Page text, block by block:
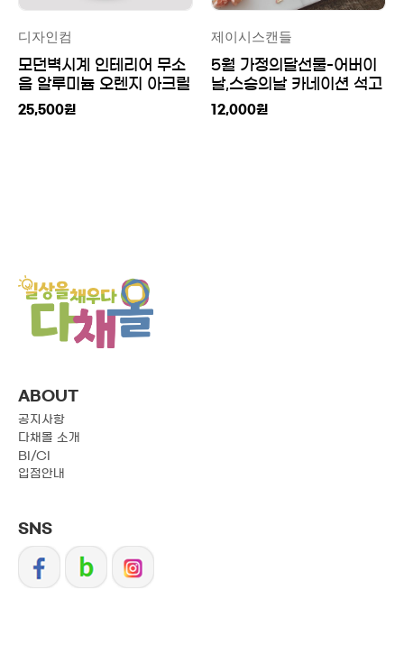
디자인컴
모던벽시계 인테리어 무소
음 알루미늄 오렌지 아크릴
벽걸이 시계 선물
25,500원
제이시스캔들
5월 가정의달선물-어버이
날,스승의날 카네이션 석고
방향제
12,000원
ABOUT
공지사항
다채몰 소개
BI/CI
입점안내
SNS